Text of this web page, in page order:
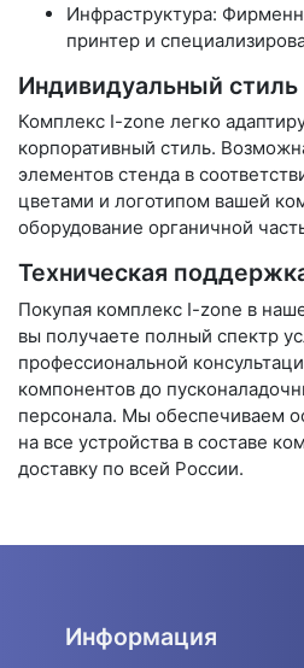
Инфраструктура:
принтер и
Индивидуальный
Комплекс I-zone легко
корпоративный стиль.
элементов стенда в
цветами и логотипом вашей
оборудование органичной
Техническая
Покупая комплекс I-zone в
вы получаете полный спектр
профессиональной
компонентов до
персонала. Мы обеспечиваем
на все устройства в составе
доставку по всей России.
Информация